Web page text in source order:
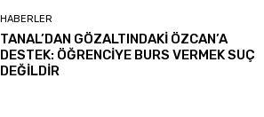
HABERLER
TANAL’DAN GÖZALTINDAKİ ÖZCAN’A
DESTEK: ÖĞRENCİYE BURS VERMEK SUÇ
DEĞİLDİR